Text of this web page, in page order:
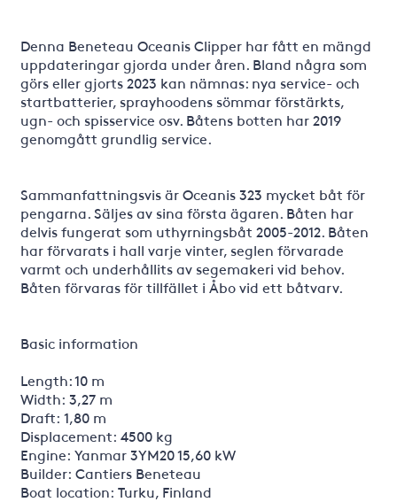
Denna Beneteau Oceanis Clipper har fått en mängd
uppdateringar gjorda under åren. Bland några som
görs eller gjorts 2023 kan nämnas: nya service- och
startbatterier, sprayhoodens sömmar förstärkts,
ugn- och spisservice osv. Båtens botten har 2019
genomgått grundlig service.
Sammanfattningsvis är Oceanis 323 mycket båt för
pengarna. Säljes av sina första ägaren. Båten har
delvis fungerat som uthyrningsbåt 2005-2012. Båten
har förvarats i hall varje vinter, seglen förvarade
varmt och underhållits av segemakeri vid behov.
Båten förvaras för tillfället i Åbo vid ett båtvarv.
Basic information
Length: 10 m
Width: 3,27 m
Draft: 1,80 m
Displacement: 4500 kg
Engine: Yanmar 3YM20 15,60 kW
Builder: Cantiers Beneteau
Boat location: Turku, Finland